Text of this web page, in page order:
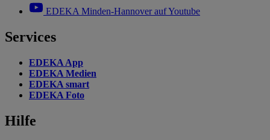
EDEKA Minden-Hannover auf Youtube
Services
EDEKA App
EDEKA Medien
EDEKA smart
EDEKA Foto
Hilfe